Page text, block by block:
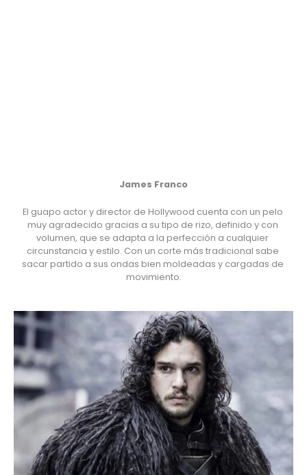
James Franco
El guapo actor y director de Hollywood cuenta con un pelo
muy agradecido gracias a su tipo de rizo, definido y con
volumen, que se adapta a la perfección a cualquier
circunstancia y estilo. Con un corte más tradicional sabe
sacar partido a sus ondas bien moldeadas y cargadas de
movimiento.